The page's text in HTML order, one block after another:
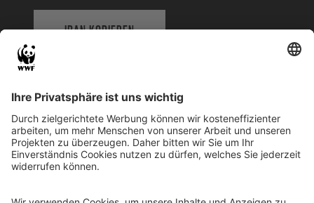
IBAN KOPIEREN
WWF Deutschland
Reinhardtstr. 18
10117 Berlin